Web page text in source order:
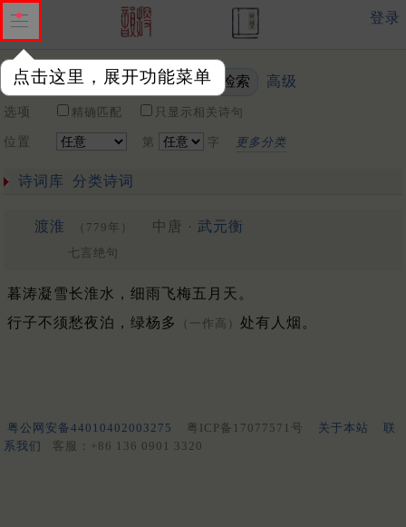
点击这里，展开功能菜单
登录
关键词 高级
选项 精确匹配 只显示相关诗句
位置 第 字 更多分类
诗词库 分类诗词
渡淮 （779年） 中唐 · 武元衡
七言绝句
暮涛凝雪长淮水，细雨飞梅五月天。
行子不须愁夜泊，绿杨多
（一作高） 处有人烟。
粤公网安备44010402003275 粤ICP备17077571号 关于本站
联
系我们
客服：+86 136 0901 3320